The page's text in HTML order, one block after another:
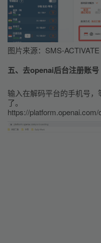
图片来源：SMS-
五、去openai后台注册账号
输入在解码平台的手机号
了。
https://